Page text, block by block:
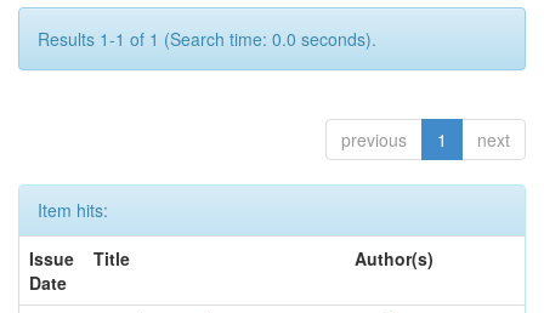
Results 1-1 of 1 (Search time: 0.0 seconds).
previous 1 next
Item hits:
Issue
Date
Title Author(s)